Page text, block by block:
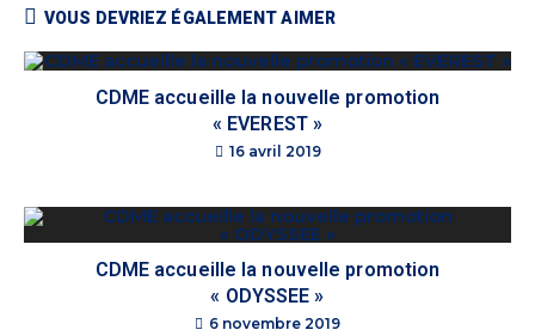
VOUS DEVRIEZ ÉGALEMENT AIMER
CDME accueille la nouvelle promotion
« EVEREST »
16 avril 2019
CDME accueille la nouvelle promotion
« ODYSSEE »
6 novembre 2019